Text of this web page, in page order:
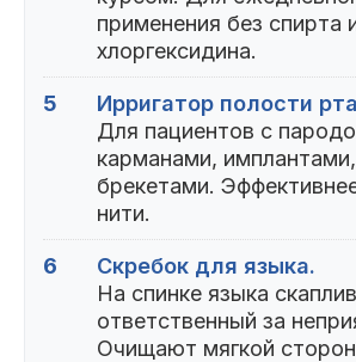
применения без спирта
хлоргексидина.
5
Ирригатор полости
Для пациентов с
карманами,
брекетами.
нити.
6
Скребок для языка.
На спинке языка
ответственный за
Очищают мягкой